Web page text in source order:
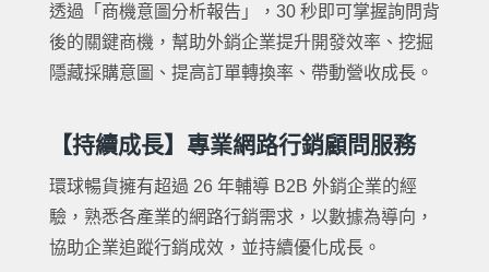
透過「商機意圖分析報告」，30 秒即可掌握詢問背
後的關鍵商機，幫助外銷企業提升開發效率、挖掘
隱藏採購意圖、提高訂單轉換率、帶動營收成長。
【持續成長】專業網路行銷顧問服務
環球暢貨擁有超過 26 年輔導 B2B 外銷企業的經
驗，熟悉各產業的網路行銷需求，以數據為導向，
協助企業追蹤行銷成效，並持續優化成長。